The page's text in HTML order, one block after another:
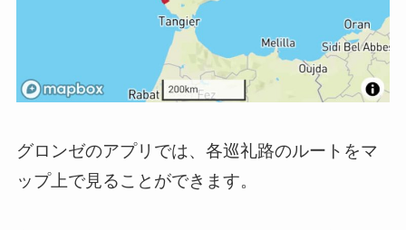
グロンゼのアプリでは、各巡礼路のルートをマ
ップ上で見ることができます。